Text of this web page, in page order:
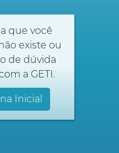
que você
existe ou
de dúvida
a GETI.
Inicial